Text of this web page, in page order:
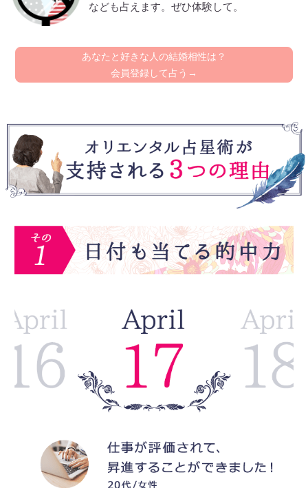
なども占えます。ぜひ体験して。
あなたと好きな人の結婚相性は？
会員登録して占う→